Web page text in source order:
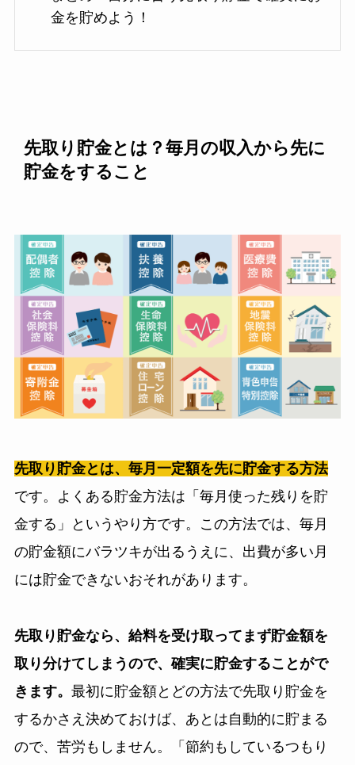
金を貯めよう！
先取り貯金とは？毎月の収入から先に
貯金をすること
先取り貯金とは、毎月一定額を先に貯金する方法
です。よくある貯金方法は「毎月使った残りを貯
金する」というやり方です。この方法では、毎月
の貯金額にバラツキが出るうえに、出費が多い月
には貯金できないおそれがあります。
先取り貯金なら、給料を受け取ってまず貯金額を
取り分けてしまうので、確実に貯金することがで
きます。 最初に貯金額とどの方法で先取り貯金を
するかさえ決めておけば、あとは自動的に貯まる
ので、苦労もしません。「節約もしているつもり